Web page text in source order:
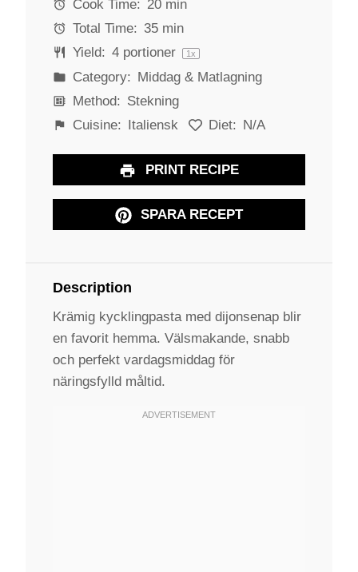
s
s
s
Cook Time: 20 min
Total Time: 35 min
Yield: 4portioner 1x
Category: Middag & Matlagning
Method: Stekning
Cuisine: Italiensk Diet: N/A
PRINT RECIPE
SPARA RECEPT
Description
Krämig kycklingpasta med dijonsenap blir
en favorit hemma. Välsmakande, snabb
och perfekt vardagsmiddag för
näringsfylld måltid.